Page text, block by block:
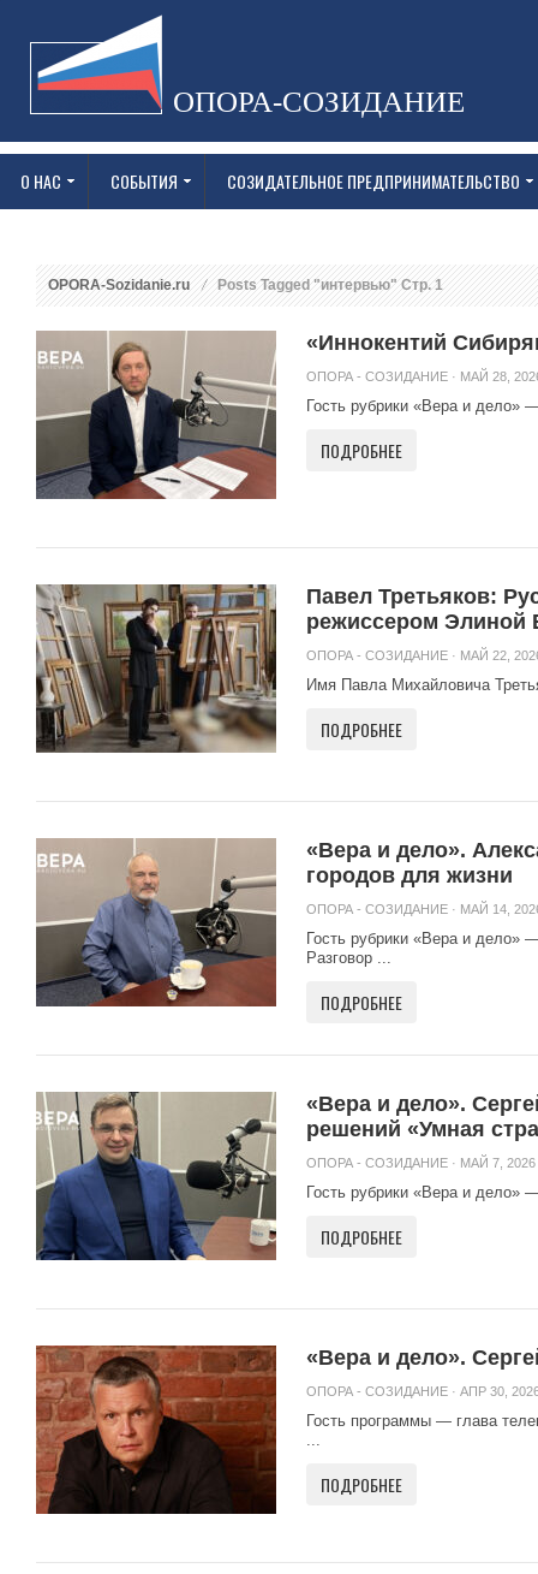
ОПОРА-СОЗИДАНИЕ
О НАС СОБЫТИЯ СОЗИДАТЕЛЬНОЕ ПРЕДПРИНИМАТЕЛЬСТВО
OPORA-Sozidanie.ru Posts Tagged "интервью" Стр. 1
«Иннокентий
ОПОРА - СОЗИДАНИЕ · МАЙ 28,
Гость рубрики «Вера и дело»
ПОДРОБНЕЕ
Павел Третьяков:
режиссером Элиной
ОПОРА - СОЗИДАНИЕ · МАЙ 22,
Имя Павла Михайловича
ПОДРОБНЕЕ
«Вера и дело».
городов для жизни
ОПОРА - СОЗИДАНИЕ · МАЙ 14,
Гость рубрики «Вера и дело»
Разговор ...
ПОДРОБНЕЕ
«Вера и дело».
решений «Умная
ОПОРА - СОЗИДАНИЕ · МАЙ 7, 2026
Гость рубрики «Вера и дело»
ПОДРОБНЕЕ
«Вера и дело».
ОПОРА - СОЗИДАНИЕ · АПР 30,
Гость программы — глава
...
ПОДРОБНЕЕ